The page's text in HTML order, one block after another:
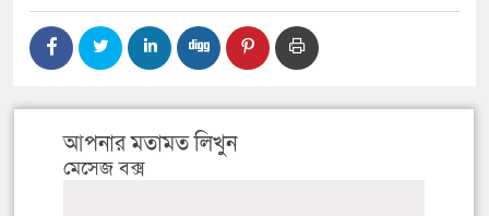
আপনার মতামত লিখুন
মেসেজ বক্স